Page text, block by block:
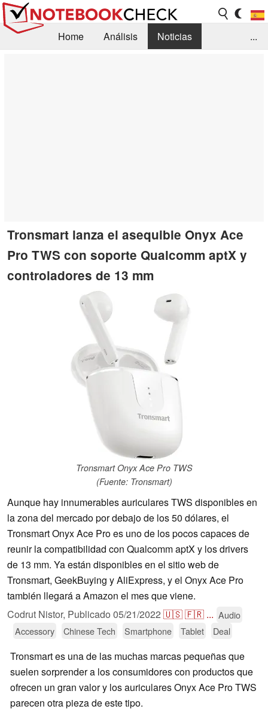
Home Análisis
Noticias
...
Tronsmart lanza el asequible Onyx Ace
Pro TWS con soporte Qualcomm aptX y
controladores de 13 mm
Tronsmart Onyx Ace Pro TWS
(Fuente: Tronsmart)
Aunque hay innumerables auriculares TWS disponibles en
la zona del mercado por debajo de los 50 dólares, el
Tronsmart Onyx Ace Pro es uno de los pocos capaces de
reunir la compatibilidad con Qualcomm aptX y los drivers
de 13 mm. Ya están disponibles en el sitio web de
Tronsmart, GeekBuying y AliExpress, y el Onyx Ace Pro
también llegará a Amazon el mes que viene.
Codrut Nistor, Publicado 05/21/2022 🇺🇸🇫🇷 ... Audio
Accessory
Chinese Tech Smartphone Tablet Deal
Tronsmart es una de las muchas marcas pequeñas que
suelen sorprender a los consumidores con productos que
ofrecen un gran valor y los auriculares Onyx Ace Pro TWS
parecen otra pieza de este tipo.